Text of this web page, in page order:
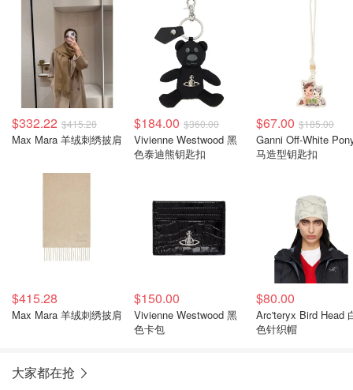
$332.22 $415.28
Max Mara 羊绒刺绣披肩
$184.00 $360.00
Vivienne Westwood 黑
色泰迪熊钥匙扣
$67.00 $185.00
Ganni Off-White
马造型钥匙扣
$415.28
Max Mara 羊绒刺绣披肩
$150.00
Vivienne Westwood 黑
色卡包
$80.00
Arc'teryx Bird Head
色针织帽
大家都在抢